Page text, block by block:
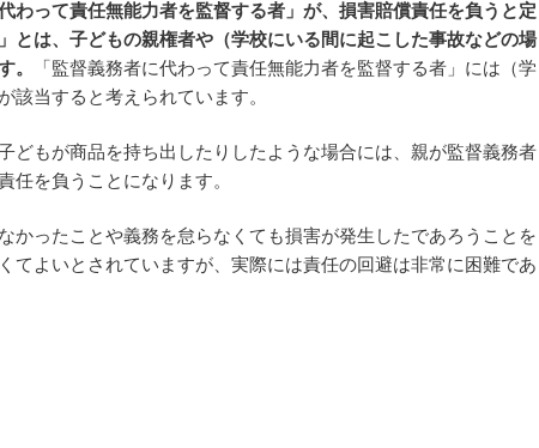
わって責任無能力者を監督する者」が、損害賠償責任を負うと定
とは、子どもの親権者や（学校にいる間に起こした事故などの場
。
「監督義務者に代わって責任無能力者を監督する者」には（学
該当すると考えられています。
どもが商品を持ち出したりしたような場合には、親が監督義務者
任を負うことになります。
かったことや義務を怠らなくても損害が発生したであろうことを
てよいとされていますが、実際には責任の回避は非常に困難であ